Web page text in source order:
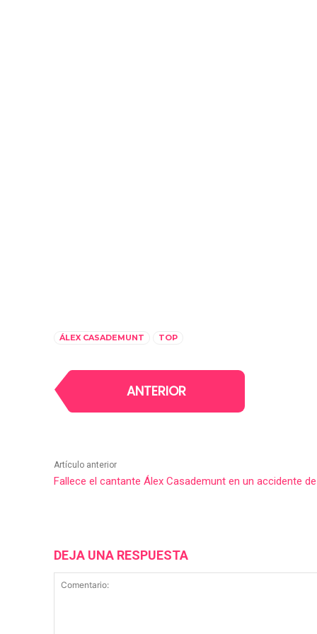
ÁLEX CASADEMUNT TOP
ANTERIOR
Artículo anterior
Fallece el cantante Álex Casademunt en un accidente
DEJA UNA RESPUESTA